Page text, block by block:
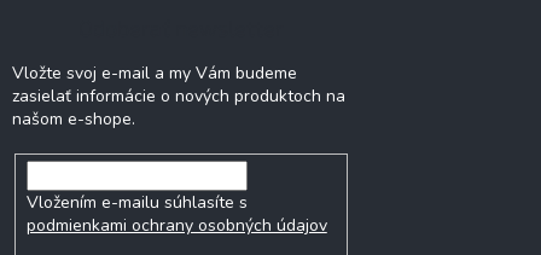
Vložte svoj e-mail a my Vám budeme
zasielať informácie o nových produktoch na
našom e-shope.
Vložením e-mailu súhlasíte s
podmienkami ochrany osobných údajov